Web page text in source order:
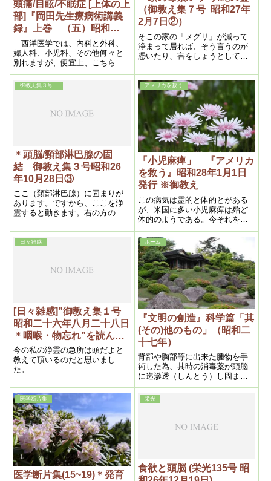
頭痛/目眩/不眠症 [上体の上
部]『岡田先生療病術講義
録』上巻 （五）昭和
11(1936)年7月
西洋医学では、内科と外科、
婦人科、小児科、その他何々と
別れますが、便宜上、こちらで
は三段に分けます。
（御教え集７号 昭和27年
2月7日②）
そこの家の「メグリ」が減って
浄まって居れば、そう言うのが
憑いたり、害をしょうとして
こっちにそれ丈弱味があるから
ね。それで、霊に自由になっち
ゃうんですよ。まあ――一生懸
命に人助けをする。そうして徳
を積むんですね。そうすると
段々良くなりますよ。こう言う
家は沢山あるんです
御教え集３号
＊頭脳/頸部淋巴腺の固
結 御教え集３号昭和26
年10月28日③
ここ（頚部淋巴腺）に固まりが
あります。ですから、ここを浄
霊すると動きます。右の方の頭
ここ（淋巴腺）を浄霊すれば良
い。それから、ここ（肩）をや
アメリカを救う
「小児麻痺」 『アメリカ
を救う』昭和28年1月1日
発行 ※御教え
この病気は霊的と体的とがある
が、米国に多い小児麻痺は殆ど
体的のようである。今それを詳
しくかいてみるが、生まれ乍ら
にして歩行困難な症状は、言う
迄もなく親からの遺伝薬毒と、
産まれてから入れた薬毒が、足
の何れかの局部に固結する為で
あるから、よく診査してみると
必ず固結があり、圧すと痛むか
ら直ぐ分る
日々雑感
[日々雑感]”御教え集１号
昭和二十六年八月二十八日
＊咽喉・物忘れ”を読ん
で、自分のご浄化を考える
今の私の浄霊の急所は頭だよと
教えて頂いるのだと思いまし
た。
ホーム
『文明の創造』科学篇「其
(その)他のもの」（昭和二
十七年）
背部や胸部等に出来た腫物を手
術した為、其時の消毒薬が頭脳
に迄滲透（しんとう）し固まる
ので、その手術が局部の前部、
背部の関係で、前頭部又は後頭
部の悩みとなるのである。要す
消毒薬が、頭脳の病原になる事
医学断片集
医学断片集(15~19)＊発育
栄光
食欲と頭脳 (栄光135号 昭